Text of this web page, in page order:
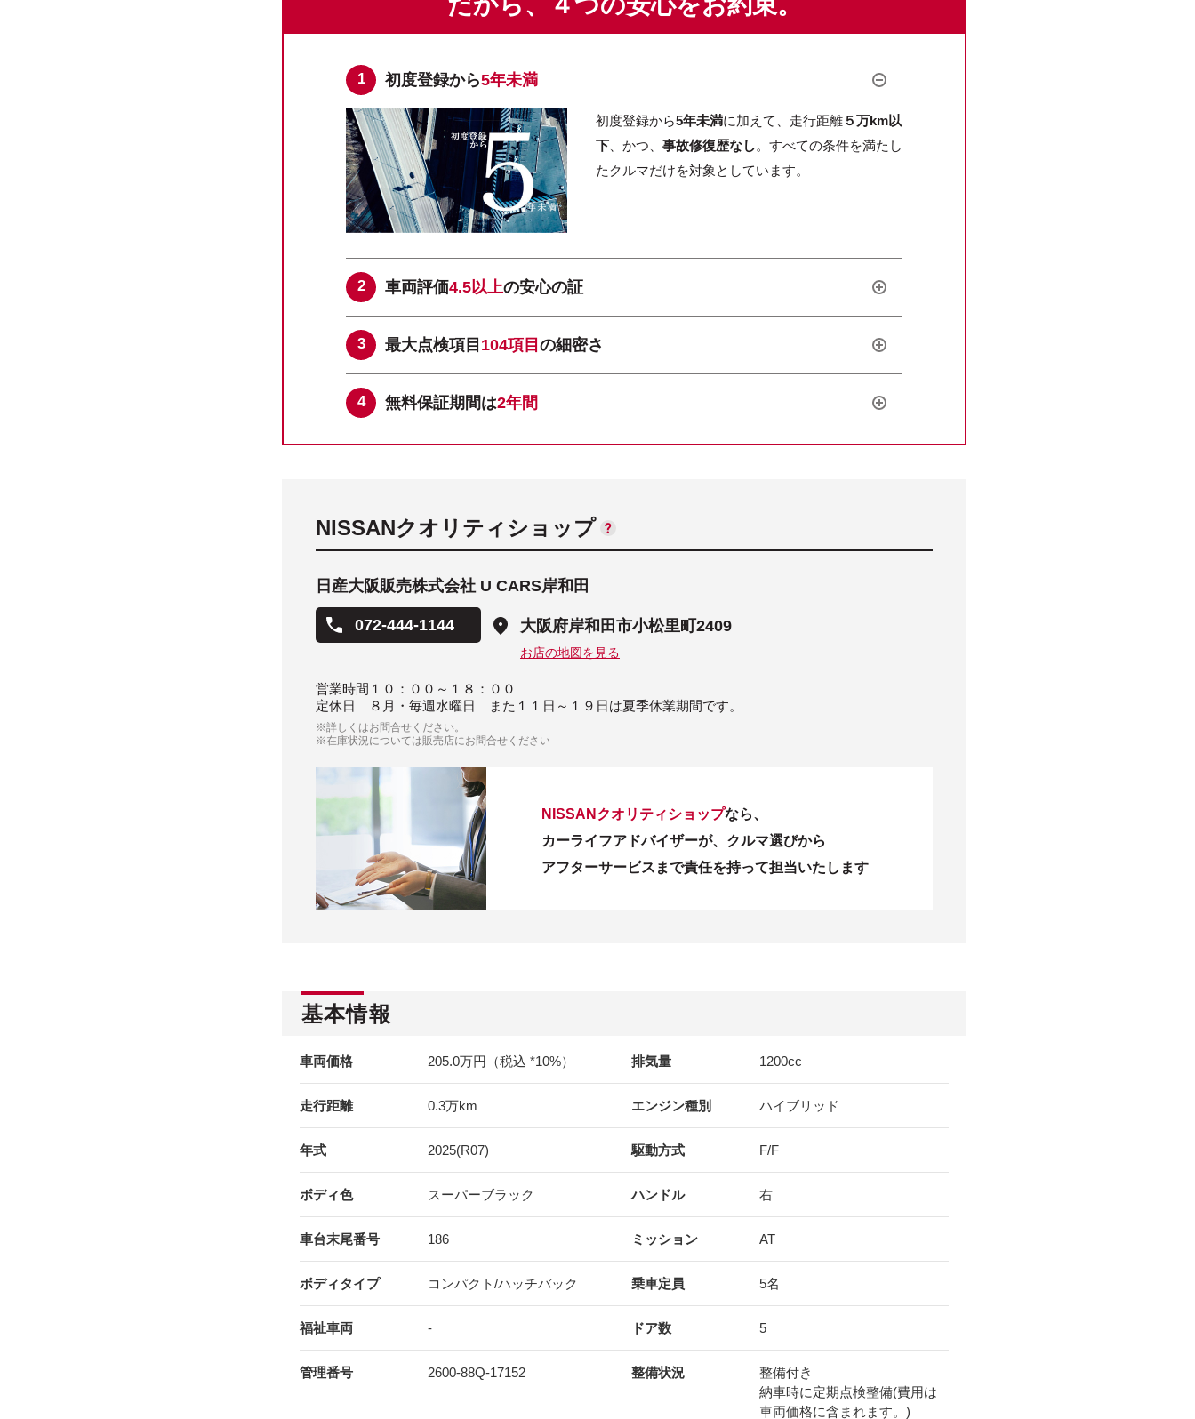
初度登録から5年未満
初度登録から5年未満に加えて、走行距離５万km以
下 、かつ、 事故修復歴なし。すべての条件を満たし
たクルマだけを対象としています。
車両評価4.5以上の安心の証
最大点検項目 104項目 の細密さ
無料保証期間は2年間
NISSANクオリティショップ
日産大阪販売株式会社 U CARS岸和田
072-444-1144 大阪府岸和田市小松里町2409
お店の地図を見る
営業時間 １０：００～１８：００
定休日
８月・毎週水曜日 また１１日～１９日は夏季休業期間です。
※詳しくはお問合せください。
※在庫状況については販売店にお問合せください
NISSANクオリティショップなら、
カーライフアドバイザーが、クルマ選びから
アフターサービスまで責任を持って担当いたします
基本情報
車両価格 205.0万円（税込 *10%） 排気量 1200cc
走行距離 0.3万km エンジン種別 ハイブリッド
年式 2025(R07) 駆動方式 F/F
ボディ色 スーパーブラック ハンドル 右
車台末尾番号 186 ミッション AT
ボディタイプ コンパクト/ハッチバック 乗車定員 5名
福祉車両 - ドア数 5
管理番号 2600-88Q-17152 整備状況
整備付き
納車時に定期点検整備(費用は
車両価格に含まれます。)